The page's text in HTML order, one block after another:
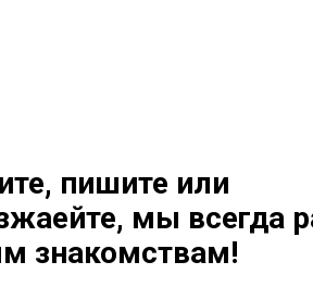
пишите или
мы всегда
знакомствам!